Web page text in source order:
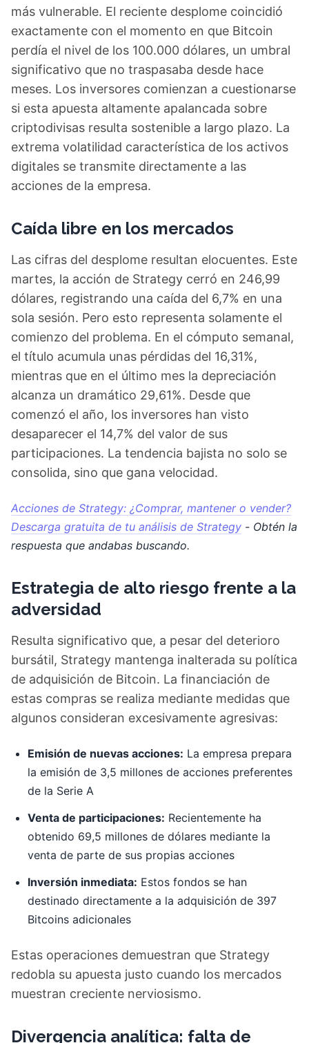
más vulnerable. El reciente desplome coincidió
exactamente con el momento en que Bitcoin
perdía el nivel de los 100.000 dólares, un umbral
significativo que no traspasaba desde hace
meses. Los inversores comienzan a cuestionarse
si esta apuesta altamente apalancada sobre
criptodivisas resulta sostenible a largo plazo. La
extrema volatilidad característica de los activos
digitales se transmite directamente a las
acciones de la empresa.
Caída libre en los mercados
Las cifras del desplome resultan elocuentes. Este
martes, la acción de Strategy cerró en 246,99
dólares, registrando una caída del 6,7% en una
sola sesión. Pero esto representa solamente el
comienzo del problema. En el cómputo semanal,
el título acumula unas pérdidas del 16,31%,
mientras que en el último mes la depreciación
alcanza un dramático 29,61%. Desde que
comenzó el año, los inversores han visto
desaparecer el 14,7% del valor de sus
participaciones. La tendencia bajista no solo se
consolida, sino que gana velocidad.
Acciones de Strategy: ¿Comprar, mantener o vender?
Descarga gratuita de tu análisis de Strategy - Obtén la
respuesta que andabas buscando.
Estrategia de alto riesgo frente a la
adversidad
Resulta significativo que, a pesar del deterioro
bursátil, Strategy mantenga inalterada su política
de adquisición de Bitcoin. La financiación de
estas compras se realiza mediante medidas que
algunos consideran excesivamente agresivas:
Emisión de nuevas acciones: La empresa prepara
la emisión de 3,5 millones de acciones preferentes
de la Serie A
Venta de participaciones: Recientemente ha
obtenido 69,5 millones de dólares mediante la
venta de parte de sus propias acciones
Inversión inmediata: Estos fondos se han
destinado directamente a la adquisición de 397
Bitcoins adicionales
Estas operaciones demuestran que Strategy
redobla su apuesta justo cuando los mercados
muestran creciente nerviosismo.
Divergencia analítica: falta de